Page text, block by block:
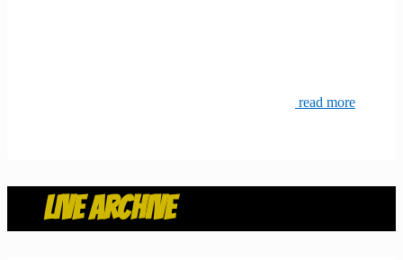
read more
LIVE ARCHIVE